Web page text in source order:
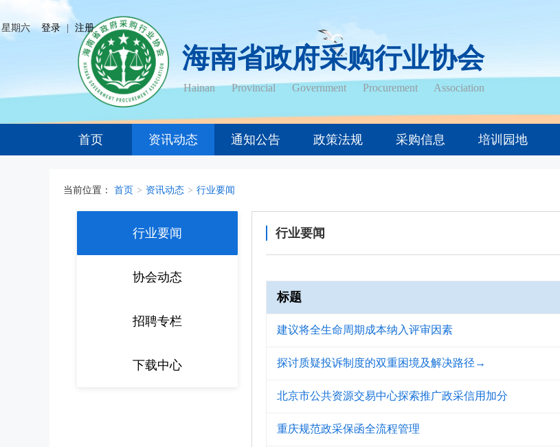
星期六 登录 | 注册
海南省政府采购行业协会
Hainan Provincial Government Procurement Association
首页 资讯动态 通知公告 政策法规 采购信息 培训园地
当前位置： 首页 > 资讯动态 > 行业要闻
行业要闻
协会动态
招聘专栏
下载中心
行业要闻
标题
建议将全生命周期成本纳入评审因素
探讨质疑投诉制度的双重困境及解决路径→
北京市公共资源交易中心探索推广政采信用加分
重庆规范政采保函全流程管理